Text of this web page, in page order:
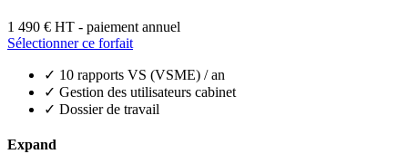
1 490 € HT - paiement annuel
Sélectionner ce forfait
✓ 10 rapports VS (VSME) / an
✓ Gestion des utilisateurs cabinet
✓ Dossier de travail
Expand